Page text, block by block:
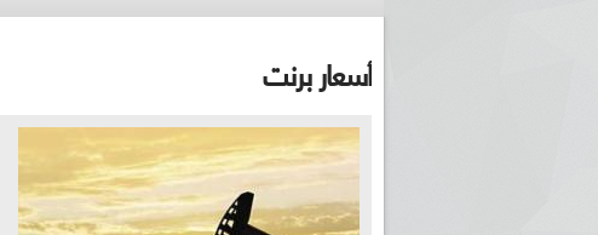
أسعار برنت